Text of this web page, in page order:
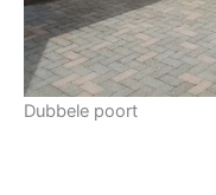
Dubbele poort